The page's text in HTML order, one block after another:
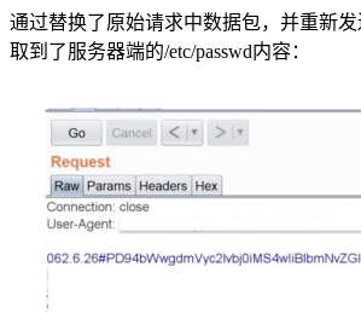
通过替换了原始请求中数据包，并重新
取到了服务器端的/etc/passwd内容：